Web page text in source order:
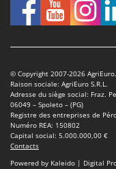
© Copyright 2007-2026
Raison sociale: AgriEuro S.R.L.
Adresse du siège social: Fraz.
06049 – Spoleto – (PG)
Registre des entreprises de
Numéro REA: 150802
Capital social: 5.000.000,00 €
Contacts
Powered by Kaleido | Digital